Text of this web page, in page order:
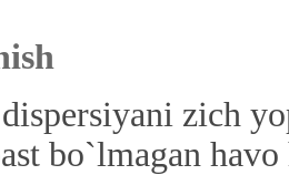
zich
bo`lmagan